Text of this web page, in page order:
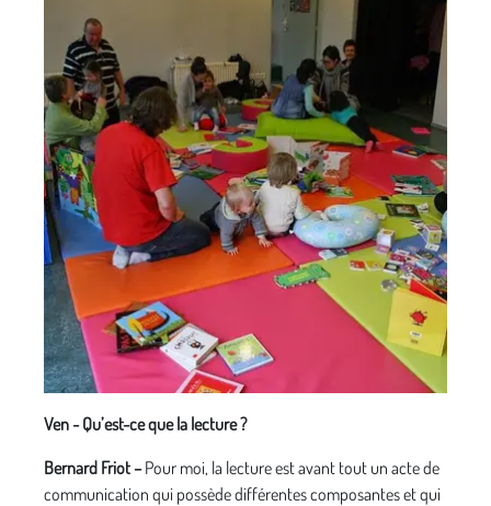
Ven - Qu’est-ce que la lecture ?
Bernard Friot –Pour moi, la lecture est avant tout un acte de
communication qui possède différentes composantes et qui